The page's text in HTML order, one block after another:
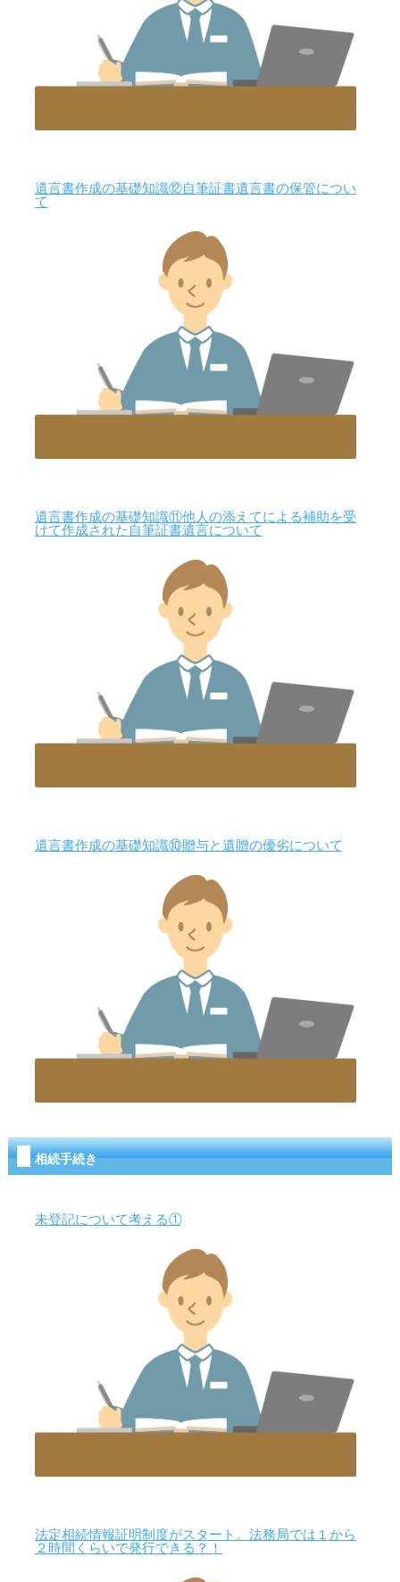
遺言書作成の基礎知識⑫自筆証書遺言書の保管につい
て
遺言書作成の基礎知識⑪他人の添えてによる補助を受
けて作成された自筆証書遺言について
遺言書作成の基礎知識⑩贈与と遺贈の優劣について
相続手続き
未登記について考える①
法定相続情報証明制度がスタート。法務局では１から
２時間くらいで発行できる？！